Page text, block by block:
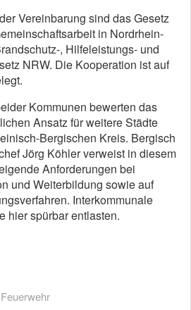
Vereinbarung sind das Gesetz
in Nordrhein-
, Hilfeleistungs- und
NRW. Die Kooperation ist auf
Kommunen bewerten das
Ansatz für weitere Städte
Bergischen Kreis. Bergisch
Jörg Köhler verweist in diesem
Anforderungen bei
und Weiterbildung sowie auf
Interkommunale
hier spürbar entlasten.